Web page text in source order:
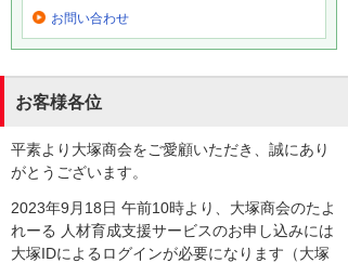
お問い合わせ
お客様各位
平素より大塚商会をご愛顧いただき、誠にあり
がとうございます。
2023年9月18日 午前10時より、大塚商会のたよ
れーる 人材育成支援サービスのお申し込みには
大塚IDによるログインが必要になります（大塚